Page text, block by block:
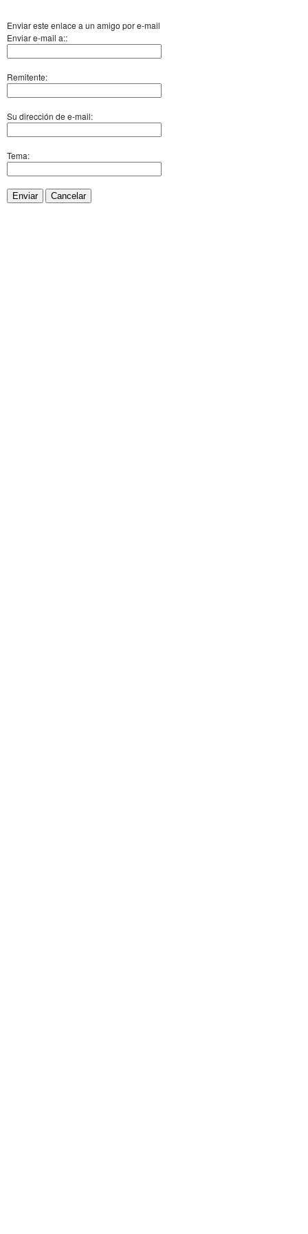
Enviar este enlace a un amigo por e-mail
Enviar e-mail a::
Remitente:
Su dirección de e-mail:
Tema:
Enviar Cancelar